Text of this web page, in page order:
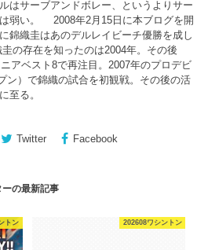
はサーブアンドボレー、というよりサー
弱い。 2008年2月15日に本ブログを開
錦織圭はあのデルレイビーチ優勝を成し
の存在を知ったのは2004年。その後
アベスト8で再注目。2007年のプロデビ
ン）で錦織の試合を初観戦。その後の活
至る。
Twitter Facebook
ーの最新記事
トン 202608ワシントン